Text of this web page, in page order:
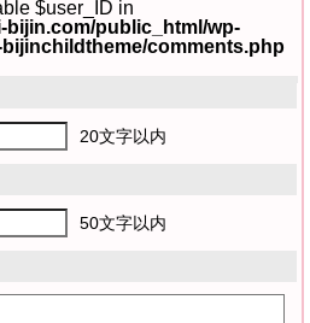
$user_ID in
bijin.com/public_html/wp-
comments.php
20文字以内
50文字以内